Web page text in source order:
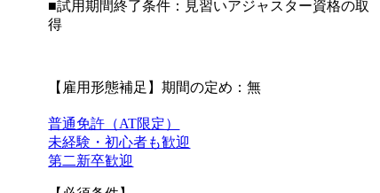
■試用期間終了条件：見習いアジャスター資格の取
得
【雇用形態補足】期間の定め：無
普通免許（AT限定）
未経験・初心者も歓迎
第二新卒歓迎